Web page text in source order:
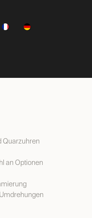
Quarzuhren
an Optionen